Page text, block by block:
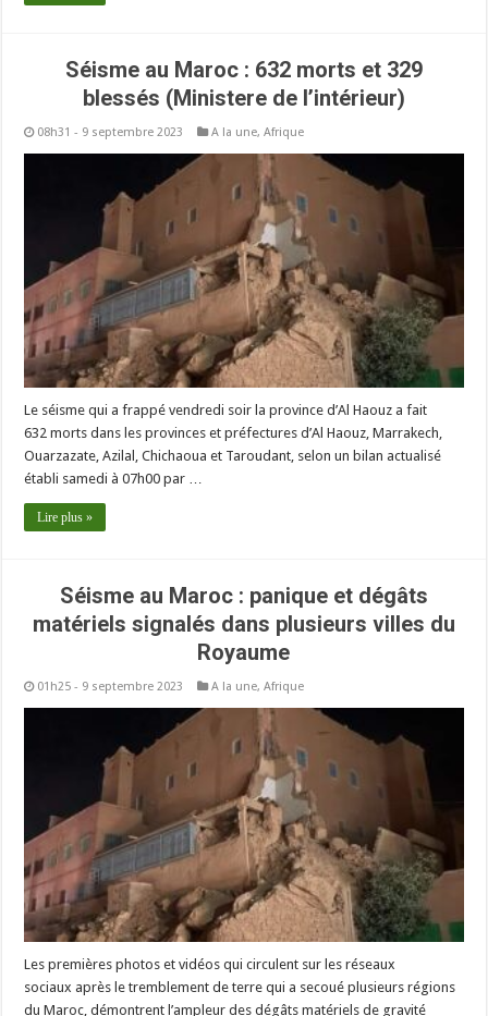
Séisme au Maroc : 632 morts et 329
blessés (Ministere de l’intérieur)
08h31 - 9 septembre 2023 A la une,Afrique
Le séisme qui a frappé vendredi soir la province d’Al Haouz a fait
632 morts dans les provinces et préfectures d’Al Haouz, Marrakech,
Ouarzazate, Azilal, Chichaoua et Taroudant, selon un bilan actualisé
établi samedi à 07h00 par …
Lire plus »
Séisme au Maroc : panique et dégâts
matériels signalés dans plusieurs villes du
Royaume
01h25 - 9 septembre 2023 A la une,Afrique
Les premières photos et vidéos qui circulent sur les réseaux
sociaux après le tremblement de terre qui a secoué plusieurs régions
du Maroc, démontrent l’ampleur des dégâts matériels de gravité